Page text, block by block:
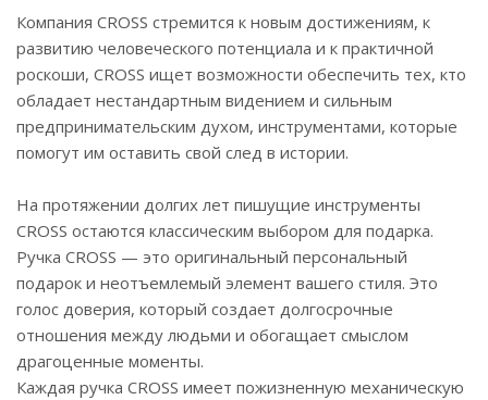
Компания CROSS стремится к новым достижениям, к
развитию человеческого потенциала и к практичной
роскоши, CROSS ищет возможности обеспечить тех, кто
обладает нестандартным видением и сильным
предпринимательским духом, инструментами, которые
помогут им оставить свой след в истории.
На протяжении долгих лет пишущие инструменты
CROSS остаются классическим выбором для подарка.
Ручка CROSS — это оригинальный персональный
подарок и неотъемлемый элемент вашего стиля. Это
голос доверия, который создает долгосрочные
отношения между людьми и обогащает смыслом
драгоценные моменты.
Каждая ручка CROSS имеет пожизненную механическую